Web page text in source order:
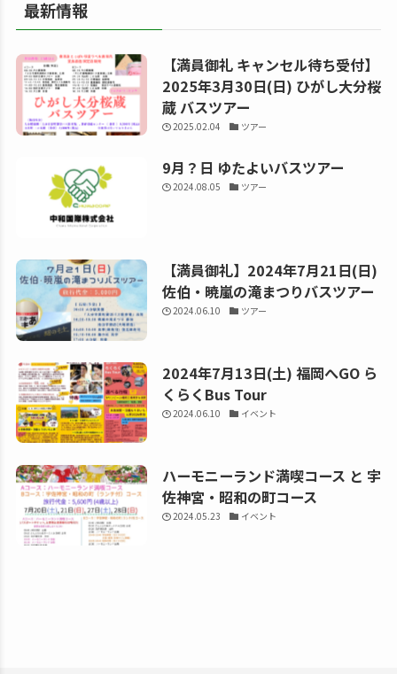
最新情報
【満員御礼 キャンセル待ち受付】
2025年3月30日(日) ひがし大分桜
蔵 バスツアー
2025.02.04 ツアー
9月？日 ゆたよいバスツアー
2024.08.05 ツアー
【満員御礼】2024年7月21日(日)
佐伯・暁嵐の滝まつりバスツアー
2024.06.10 ツアー
2024年7月13日(土) 福岡へGO ら
くらくBus Tour
2024.06.10 イベント
ハーモニーランド満喫コース と 宇
佐神宮・昭和の町コース
2024.05.23 イベント